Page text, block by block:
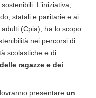
L’iniziativa,
statali e paritarie e ai
(Cpia), ha lo scopo
nei percorsi di
scolastiche e di
ragazze e dei
presentare un